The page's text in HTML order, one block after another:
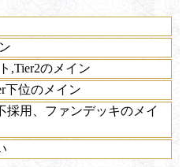
,Tier2のメイン
下位のメイン
採用、ファンデッキのメイ